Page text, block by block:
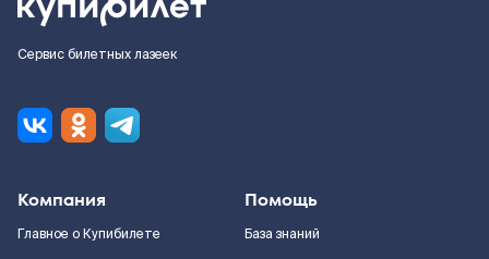
Сервис билетных лазеек
Компания
Главное о Купибилете
Помощь
База знаний